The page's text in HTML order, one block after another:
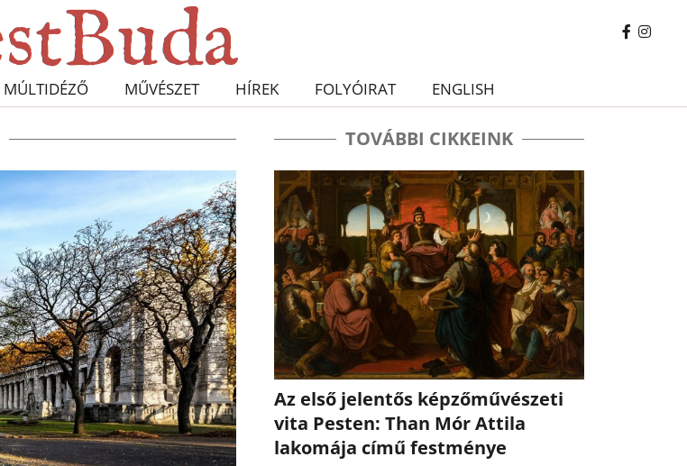
MÚLTIDÉZŐ MŰVÉSZET HÍREK FOLYÓIRAT ENGLISH
TOVÁBBI CIKKEINK
Az első jelentős képzőművészeti
vita Pesten: Than Mór Attila
lakomája című festménye